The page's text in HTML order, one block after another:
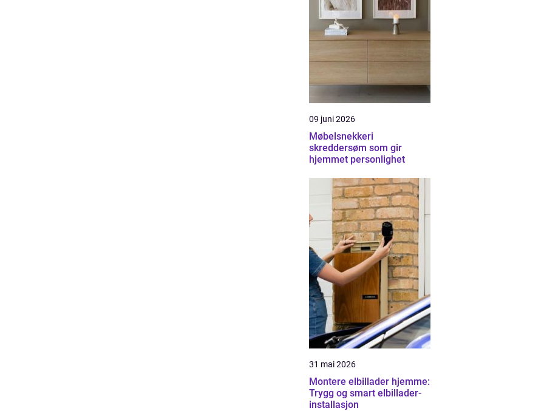
09 juni 2026
Møbelsnekkeri
skreddersøm som gir
hjemmet personlighet
31 mai 2026
Montere elbillader hjemme:
Trygg og smart elbillader-
installasjon